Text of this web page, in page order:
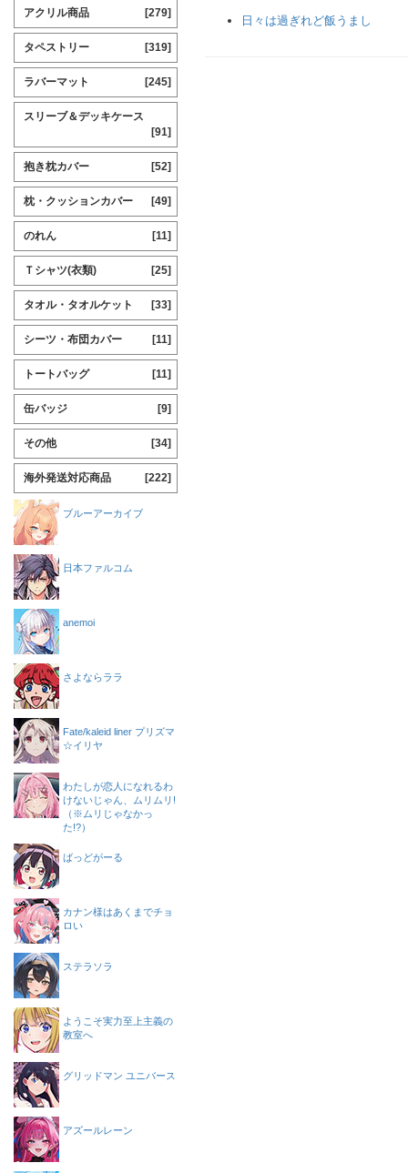
日々は過ぎれど飯うまし
アクリル商品 [279]
タペストリー [319]
ラバーマット [245]
スリーブ＆デッキケース
[91]
抱き枕カバー [52]
枕・クッションカバー [49]
のれん [11]
Ｔシャツ(衣類) [25]
タオル・タオルケット [33]
シーツ・布団カバー [11]
トートバッグ [11]
缶バッジ [9]
その他 [34]
海外発送対応商品 [222]
ブルーアーカイブ
日本ファルコム
anemoi
さよならララ
Fate/kaleid liner プリズマ
☆イリヤ
わたしが恋人になれるわ
けないじゃん、ムリムリ!
（※ムリじゃなかっ
た!?）
ばっどがーる
カナン様はあくまでチョ
ロい
ステラソラ
ようこそ実力至上主義の
教室へ
グリッドマン ユニバース
アズールレーン